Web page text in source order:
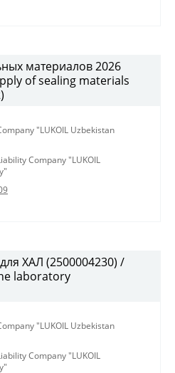
материалов 2026
of sealing materials
"LUKOIL Uzbekistan
Company "LUKOIL
ХАЛ (2500004230) /
laboratory
"LUKOIL Uzbekistan
Company "LUKOIL